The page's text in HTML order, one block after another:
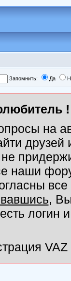
Запомнить: Да
на
наши
,
логин
VAZ